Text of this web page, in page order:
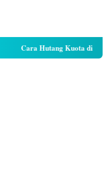
Cara Hutang Kuota di Telkomsel